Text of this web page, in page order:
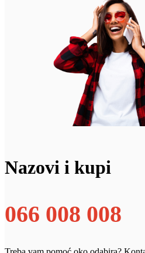
Nazovi i kupi
066 008 008